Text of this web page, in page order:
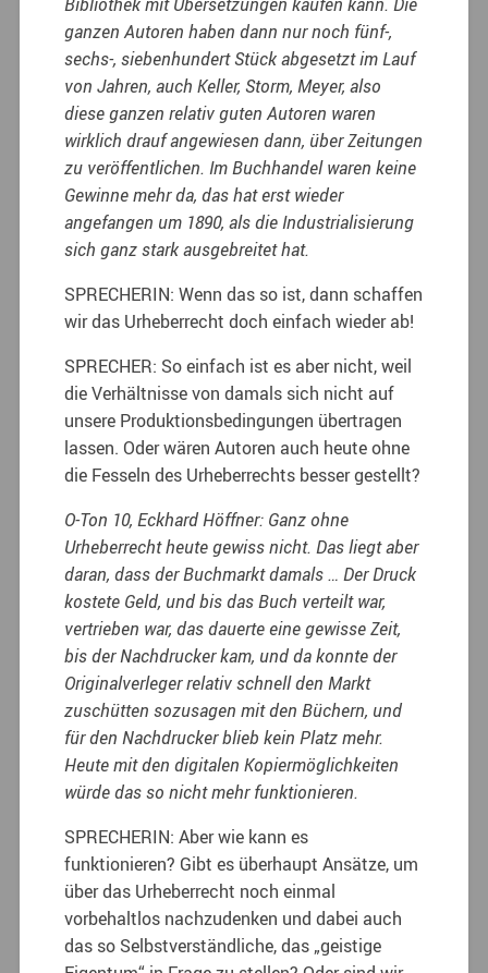
ganzen Autoren haben dann nur noch fünf-,
sechs-, siebenhundert Stück abgesetzt im Lauf
von Jahren, auch Keller, Storm, Meyer, also
diese ganzen relativ guten Autoren waren
wirklich drauf angewiesen dann, über Zeitungen
zu veröffentlichen. Im Buchhandel waren keine
Gewinne mehr da, das hat erst wieder
angefangen um 1890, als die Industrialisierung
sich ganz stark ausgebreitet hat.
SPRECHERIN: Wenn das so ist, dann schaffen
wir das Urheberrecht doch einfach wieder ab!
SPRECHER: So einfach ist es aber nicht, weil
die Verhältnisse von damals sich nicht auf
unsere Produktionsbedingungen übertragen
lassen. Oder wären Autoren auch heute ohne
die Fesseln des Urheberrechts besser gestellt?
O-Ton 10, Eckhard Höffner: Ganz ohne
Urheberrecht heute gewiss nicht. Das liegt aber
daran, dass der Buchmarkt damals … Der Druck
kostete Geld, und bis das Buch verteilt war,
vertrieben war, das dauerte eine gewisse Zeit,
bis der Nachdrucker kam, und da konnte der
Originalverleger relativ schnell den Markt
zuschütten sozusagen mit den Büchern, und
für den Nachdrucker blieb kein Platz mehr.
Heute mit den digitalen Kopiermöglichkeiten
würde das so nicht mehr funktionieren.
SPRECHERIN: Aber wie kann es
funktionieren? Gibt es überhaupt Ansätze, um
über das Urheberrecht noch einmal
vorbehaltlos nachzudenken und dabei auch
das so Selbstverständliche, das „geistige